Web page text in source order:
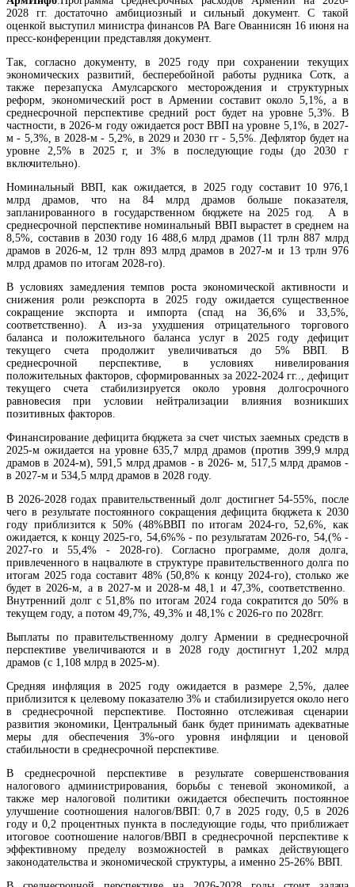
Первенство в экспорте из Армении занимает минеральное сырье, а в импорте -
машины и механизмы
Экономист: принятые кабмином Армении поправки в законе "О структуре и
правительства" несут в себе ряд проблемных вопросов
Во внешней торговле Армении доля ЕС растет, а ЕАЭС сокращается
КГД выявил налоговые нарушения еще на одном объекте Гагика Царукяна
2028 гг. достаточно амбициозный и сильный документ. С такой
оценкой выступил министра финансов РА Ваге Ованнисян 16 июня на
пресс-конференции представляя документ.
Так, согласно документу, в 2025 году при сохранении текущих
экономических развитий, бесперебойной работы рудника Сотк, а
также перезапуска Амулсарского месторождения и структурных
реформ, экономический рост в Армении составит около 5,1%, а в
среднесрочной перспективе средний рост будет на уровне 5,3%. В
частности, в 2026-м году ожидается рост ВВП на уровне 5,1%, в 2027-
м - 5,3%, в 2028-м - 5,2%, в 2029 и 2030 гг - 5,5%. Дефлятор будет на
уровне 2,5% в 2025 г, и 3% в последующие годы (до 2030 г
включительно).
Номинальный ВВП, как ожидается, в 2025 году составит 10 976,1
млрд драмов, что на 84 млрд драмов больше показателя,
запланированного в государственном бюджете на 2025 год. А в
среднесрочной перспективе номинальный ВВП вырастет в среднем на
8,5%, составив в 2030 году 16 488,6 млрд драмов (11 трлн 887 млрд
драмов в 2026-м, 12 трлн 893 млрд драмов в 2027-м и 13 трлн 976
млрд драмов по итогам 2028-го).
В условиях замедления темпов роста экономической активности и
снижения роли реэкспорта в 2025 году ожидается существенное
сокращение экспорта и импорта (спад на 36,6% и 33,5%,
соответственно). А из-за ухудшения отрицательного торгового
баланса и положительного баланса услуг в 2025 году дефицит
текущего счета продолжит увеличиваться до 5% ВВП. В
среднесрочной перспективе, в условиях нивелирования
положительных факторов, сформированных за 2022-2024 гг.., дефицит
текущего счета стабилизируется около уровня долгосрочного
равновесия при условии нейтрализации влияния возникших
позитивных факторов.
Финансирование дефицита бюджета за счет чистых заемных средств в
2025-м ожидается на уровне 635,7 млрд драмов (против 399,9 млрд
драмов в 2024-м), 591,5 млрд драмов - в 2026- м, 517,5 млрд драмов -
в 2027-м и 534,5 млрд драмов в 2028 году.
В 2026-2028 годах правительственный долг достигнет 54-55%, после
чего в результате постоянного сокращения дефицита бюджета к 2030
году приблизится к 50% (48%ВВП по итогам 2024-го, 52,6%, как
ожидается, к концу 2025-го, 54,6%% - по результатам 2026-го, 54,(% -
2027-го и 55,4% - 2028-го). Согласно программе, доля долга,
привлеченного в нацвалюте в структуре правительственного долга по
итогам 2025 года составит 48% (50,8% к концу 2024-го), столько же
будет в 2026-м, а в 2027-м и 2028-м 48,1 и 47,3%, соответственно.
Внутренний долг с 51,8% по итогам 2024 года сократится до 50% в
текущем году, а потом 49,7%, 49,3% и 48,1% с 2026-го по 2028гг.
Выплаты по правительственному долгу Армении в среднесрочной
перспективе увеличиваются и в 2028 году достигнут 1,202 млрд
драмов (с 1,108 млрд в 2025-м).
Средняя инфляция в 2025 году ожидается в размере 2,5%, далее
приблизится к целевому показателю 3% и стабилизируется около него
в среднесрочной перспективе. Постоянно отслеживая сценарии
развития экономики, Центральный банк будет принимать адекватные
меры для обеспечения 3%-ого уровня инфляции и ценовой
стабильности в среднесрочной перспективе.
В среднесрочной перспективе в результате совершенствования
налогового администрирования, борьбы с теневой экономикой, а
также мер налоговой политики ожидается обеспечить постоянное
улучшение соотношения налогов/ВВП: 0,7 в 2025 году, 0,5 в 2026
году и 0,2 процентных пункта в последующие годы, что приближает
итоговое соотношение налогов/ВВП в среднесрочной перспективе к
эффективному пределу возможностей в рамках действующего
законодательства и экономической структуры, а именно 25-26% ВВП.